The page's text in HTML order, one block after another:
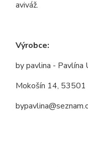
aviváž.
Výrobce:
by pavlina - Pavlína
Mokošín 14, 53501